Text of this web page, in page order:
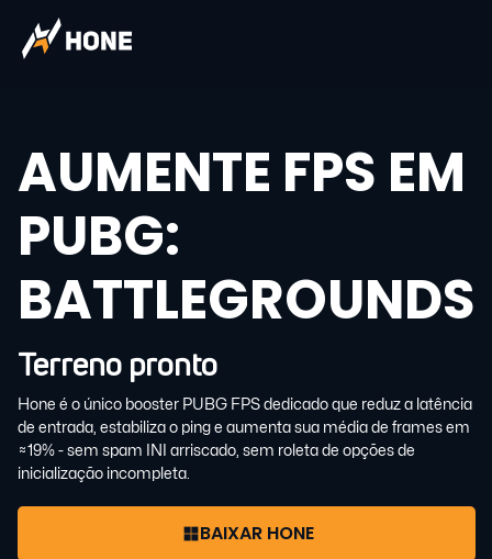
AUMENTE FPS EM
PUBG:
BATTLEGROUNDS
Terreno pronto
Hone é o único booster PUBG FPS dedicado que reduz a latência
de entrada, estabiliza o ping e aumenta sua média de frames em
≈19% - sem spam INI arriscado, sem roleta de opções de
inicialização incompleta.
BAIXAR HONE